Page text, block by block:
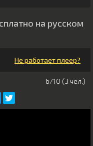
на русском
Не работает плеер?
6/10 (3 чeл.)